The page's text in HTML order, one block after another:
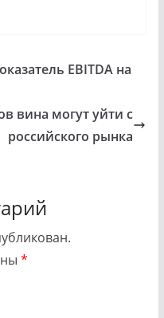
EBITDA на
вина могут уйти с
российского рынка
*